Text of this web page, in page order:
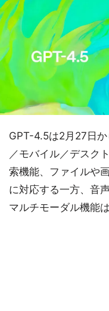
GPT-4.5は2月27日か
／モバイル／デスク
索機能、ファイルや
に対応する一方、音
マルチモーダル機能